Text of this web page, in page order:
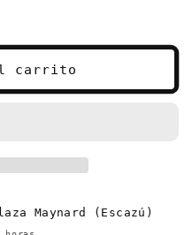
carrito
Maynard (Escazú)